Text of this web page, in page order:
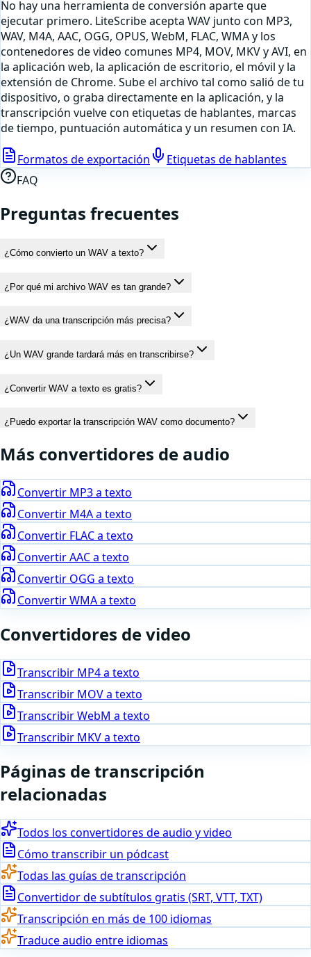
No hay una herramienta de conversión aparte que
ejecutar primero. LiteScribe acepta WAV junto con MP3,
WAV, M4A, AAC, OGG, OPUS, WebM, FLAC, WMA y los
contenedores de video comunes MP4, MOV, MKV y AVI, en
la aplicación web, la aplicación de escritorio, el móvil y la
extensión de Chrome. Sube el archivo tal como salió de tu
dispositivo, o graba directamente en la aplicación, y la
transcripción vuelve con etiquetas de hablantes, marcas
de tiempo, puntuación automática y un resumen con IA.
Formatos de exportación
Etiquetas de hablantes
FAQ
Preguntas frecuentes
¿Cómo convierto un WAV a texto?
¿Por qué mi archivo WAV es tan grande?
¿WAV da una transcripción más precisa?
¿Un WAV grande tardará más en transcribirse?
¿Convertir WAV a texto es gratis?
¿Puedo exportar la transcripción WAV como documento?
Más convertidores de audio
Convertir MP3a texto
Convertir M4Aa texto
Convertir FLACa texto
ConvertirAACa texto
Convertir OGG a texto
ConvertirWMAa texto
Convertidores de video
Transcribir MP4a texto
Transcribir MOVa texto
TranscribirWebM a texto
Transcribir MKVa texto
Páginas de transcripción
relacionadas
Todos los convertidores de audio y video
Cómo transcribir un pódcast
Todas las guías de transcripción
Convertidor de subtítulos gratis (SRT, VTT, TXT)
Transcripción en más de 100 idiomas
Traduce audio entre idiomas